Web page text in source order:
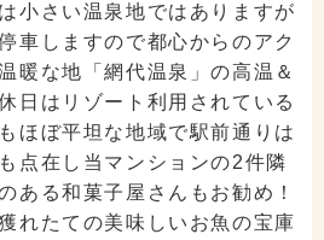
小さい温泉地ではありますが
車しますので都心からのアク
暖な地「網代温泉」の高温＆
日はリゾート利用されている
ほぼ平坦な地域で駅前通りは
点在し当マンションの2件隣
ある和菓子屋さんもお勧め！
れたての美味しいお魚の宝庫